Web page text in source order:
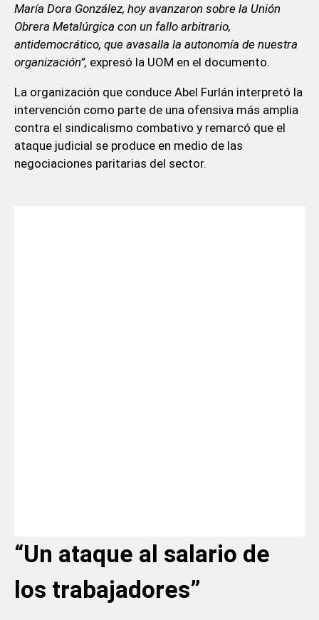
María Dora González, hoy avanzaron sobre la Unión
Obrera Metalúrgica con un fallo arbitrario,
antidemocrático, que avasalla la autonomía de nuestra
organización”, expresó la UOM en el documento.
La organización que conduce Abel Furlán interpretó la
intervención como parte de una ofensiva más amplia
contra el sindicalismo combativo y remarcó que el
ataque judicial se produce en medio de las
negociaciones paritarias del sector.
“Un ataque al salario de
los trabajadores”